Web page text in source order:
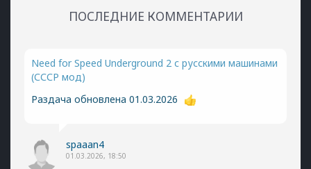
ПОСЛЕДНИЕ КОММЕНТАРИИ
Need for Speed Underground 2 с русскими машинами
(СССР мод)
Раздача обновлена 01.03.2026
spaaan4
01.03.2026, 18:50